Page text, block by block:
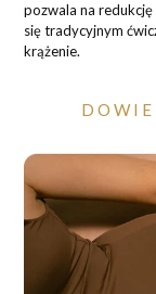
pozwala na
się tradycyjnym
krążenie.